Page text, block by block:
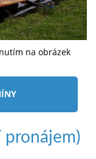
na obrázek